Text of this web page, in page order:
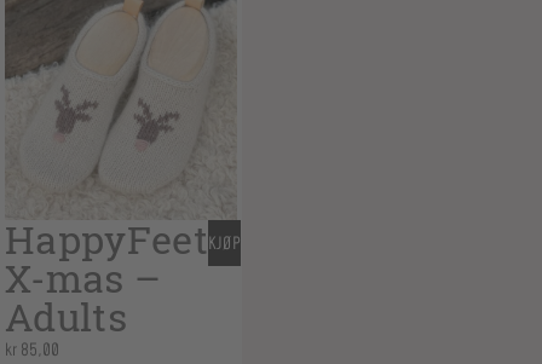
HappyFeet
X-mas –
Adults
kr 85,00
KJØP